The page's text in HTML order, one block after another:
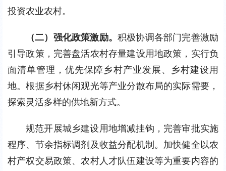
投资农业农村。
（二）强化政策激励。 积极协调各部门完善激励
引导政策，完善盘活农村存量建设用地政策，实行负
面清单管理，优先保障乡村产业发展、乡村建设用
地。根据乡村休闲观光等产业分散布局的实际需要，
探索灵活多样的供地新方式。
规范开展城乡建设用地增减挂钩，完善审批实施
程序、节余指标调剂及收益分配机制。加快健全以农
村产权交易政策、农村人才队伍建设等为重要内容的